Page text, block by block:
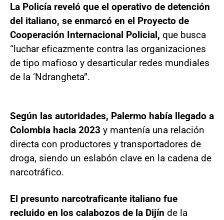
La Policía reveló que el operativo de detención
del italiano, se enmarcó en el Proyecto de
Cooperación Internacional Policial, que busca
“luchar eficazmente contra las organizaciones
de tipo mafioso y desarticular redes mundiales
de la ‘Ndrangheta”.
Según las autoridades, Palermo había llegado a
Colombia hacia 2023 y mantenía una relación
directa con productores y transportadores de
droga, siendo un eslabón clave en la cadena de
narcotráfico.
El presunto narcotraficante italiano fue
recluido en los calabozos de la Dijín de la